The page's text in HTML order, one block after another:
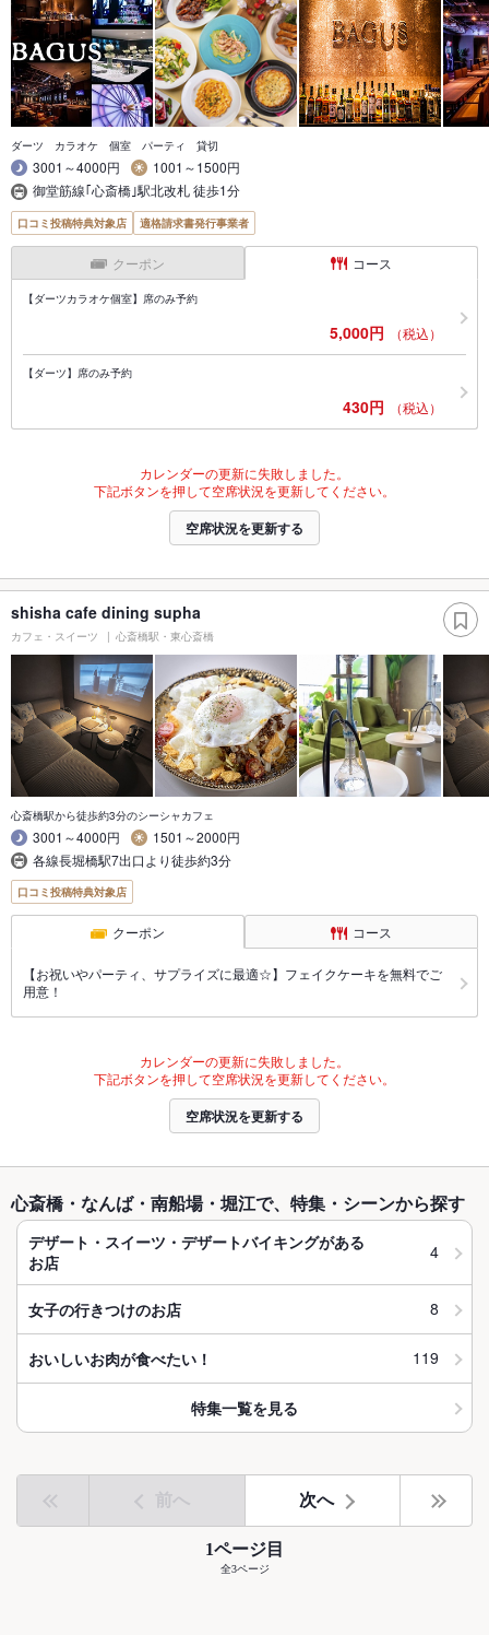
ダーツ カラオケ 個室 パーティ 貸切
3001～4000円
1001～1500円
御堂筋線｢心斎橋｣駅北改札 徒歩1分
口コミ投稿特典対象店 適格請求書発行事業者
クーポン コース
【ダーツカラオケ個室】席のみ予約
5,000円 （税込）
【ダーツ】席のみ予約
430円 （税込）
カレンダーの更新に失敗しました。
下記ボタンを押して空席状況を更新してください。
空席状況を更新する
shisha cafe dining supha
カフェ・スイーツ 心斎橋駅・東心斎橋
心斎橋駅から徒歩約3分のシーシャカフェ
3001～4000円
1501～2000円
各線長堀橋駅7出口より徒歩約3分
口コミ投稿特典対象店
クーポン コース
【お祝いやパーティ、サプライズに最適☆】フェイクケーキを無料でご
用意！
カレンダーの更新に失敗しました。
下記ボタンを押して空席状況を更新してください。
空席状況を更新する
心斎橋・なんば・南船場・堀江で、特集・シーンから探す
デザート・スイーツ・デザートバイキングがある
お店
4
女子の行きつけのお店 8
おいしいお肉が食べたい！ 119
特集一覧を見る
前へ 次へ
1ページ目
全3ページ